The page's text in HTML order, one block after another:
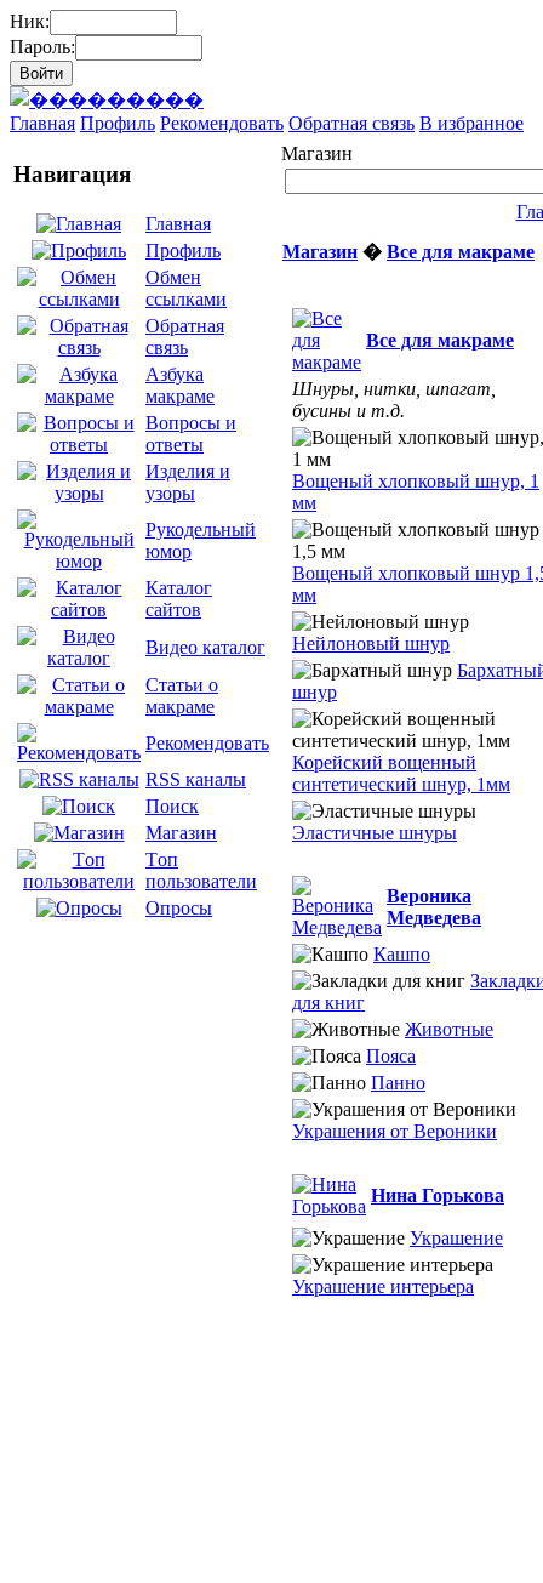
Ник:
Пароль:
Главная Профиль Рекомендовать Обратная связь В избранное
Навигация
Главная
Профиль
Обмен
ссылками
Обратная
связь
Азбука
макраме
Вопросы и
ответы
Изделия и
узоры
Рукодельный
юмор
Каталог
сайтов
Видео каталог
Статьи о
макраме
Рекомендовать
RSS каналы
Поиск
Магазин
Tоп
пользователи
Опросы
Магазин
Магазин � Все для макраме
Все для макраме
Шнуры, нитки, шпагат,
бусины и т.д.
Вощеный хлопковый шнур, 1
мм
Вощеный хлопковый шнур
мм
Нейлоновый шнур
шнур
Корейский вощенный
синтетический шнур, 1мм
Эластичные шнуры
Вероника
Медведева
Кашпо
для книг
Животные
Пояса
Панно
Украшения от Вероники
Нина Горькова
Украшение
Украшение интерьера